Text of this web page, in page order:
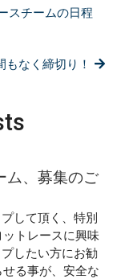
スチームの日程
もなく締切り！
、募集のご
して頂く、特別
トレースに興味
したい方にお勧
る事が、安全な